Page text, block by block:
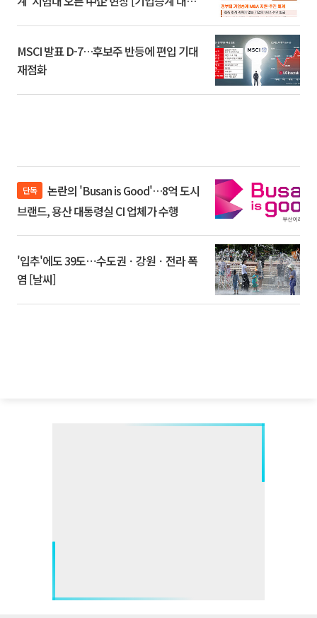
MSCI 발표 D-7…후보주 반등에 편입 기대
재점화
단독
브랜드, 용산 대통령실 CI 업체가 수행
'입추'에도 39도⋯수도권ㆍ강원ㆍ전라 폭
염 [날씨]